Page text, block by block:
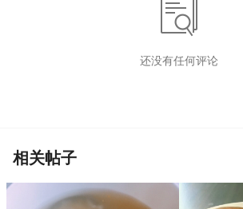
还没有任何评论
相关帖子